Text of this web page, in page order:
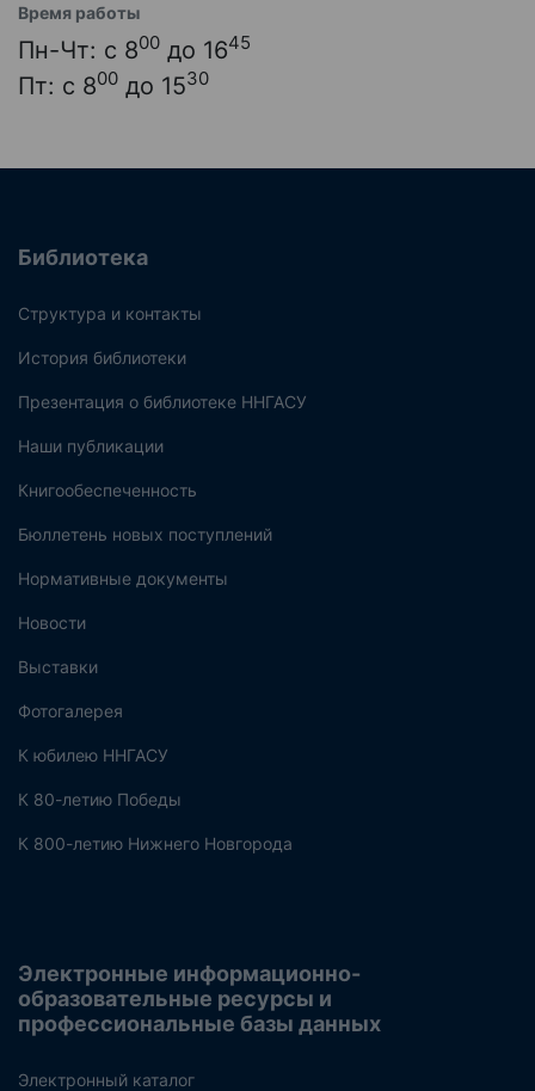
Время работы
Пн-Чт: с 800 до 1645
Пт: с 800 до 1530
Библиотека
Структура и контакты
История библиотеки
Презентация о библиотеке ННГАСУ
Наши публикации
Книгообеспеченность
Бюллетень новых поступлений
Нормативные документы
Новости
Выставки
Фотогалерея
К юбилею ННГАСУ
К 80-летию Победы
К 800-летию Нижнего Новгорода
Электронные информационно-
образовательные ресурсы и
профессиональные базы данных
Электронный каталог